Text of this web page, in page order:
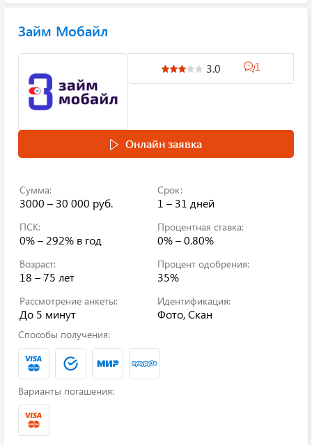
Займ Мобайл
3.0 1
Онлайн заявка
Сумма:
3000 – 30 000 руб.
Срок:
1 – 31 дней
ПСК:
0% – 292% в год
Процентная ставка:
0% – 0.80%
Возраст:
18 – 75 лет
Процент одобрения:
35%
Рассмотрение анкеты:
До 5 минут
Идентификация:
Фото, Скан
Способы получения:
Варианты погашения: